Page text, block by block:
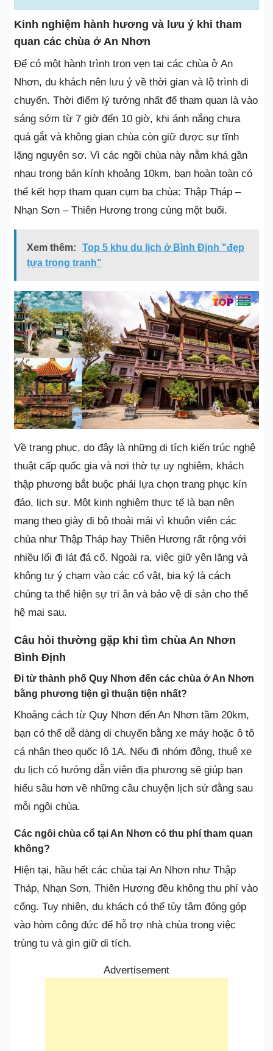
Kinh nghiệm hành hương và lưu ý khi tham
quan các chùa ở An Nhơn
Để có một hành trình trọn vẹn tại các chùa ở An
Nhơn, du khách nên lưu ý về thời gian và lộ trình di
chuyển. Thời điểm lý tưởng nhất để tham quan là vào
sáng sớm từ 7 giờ đến 10 giờ, khi ánh nắng chưa
quá gắt và không gian chùa còn giữ được sự tĩnh
lặng nguyên sơ. Vì các ngôi chùa này nằm khá gần
nhau trong bán kính khoảng 10km, bạn hoàn toàn có
thể kết hợp tham quan cụm ba chùa: Thập Tháp –
Nhạn Sơn – Thiên Hương trong cùng một buổi.
Xem thêm:
Top 5 khu du lịch ở Bình Định "đẹp
tựa trong tranh"
Về trang phục, do đây là những di tích kiến trúc nghệ
thuật cấp quốc gia và nơi thờ tự uy nghiêm, khách
thập phương bắt buộc phải lựa chọn trang phục kín
đáo, lịch sự. Một kinh nghiệm thực tế là bạn nên
mang theo giày đi bộ thoải mái vì khuôn viên các
chùa như Thập Tháp hay Thiên Hương rất rộng với
nhiều lối đi lát đá cổ. Ngoài ra, việc giữ yên lặng và
không tự ý chạm vào các cổ vật, bia ký là cách
chúng ta thể hiện sự tri ân và bảo vệ di sản cho thế
hệ mai sau.
Câu hỏi thường gặp khi tìm chùa An Nhơn
Bình Định
Đi từ thành phố Quy Nhơn đến các chùa ở An Nhơn
bằng phương tiện gì thuận tiện nhất?
Khoảng cách từ Quy Nhơn đến An Nhơn tầm 20km,
bạn có thể dễ dàng di chuyển bằng xe máy hoặc ô tô
cá nhân theo quốc lộ 1A. Nếu đi nhóm đông, thuê xe
du lịch có hướng dẫn viên địa phương sẽ giúp bạn
hiểu sâu hơn về những câu chuyện lịch sử đằng sau
mỗi ngôi chùa.
Các ngôi chùa cổ tại An Nhơn có thu phí tham quan
không?
Hiện tại, hầu hết các chùa tại An Nhơn như Thập
Tháp, Nhạn Sơn, Thiên Hương đều không thu phí vào
cổng. Tuy nhiên, du khách có thể tùy tâm đóng góp
vào hòm công đức để hỗ trợ nhà chùa trong việc
trùng tu và gìn giữ di tích.
Advertisement